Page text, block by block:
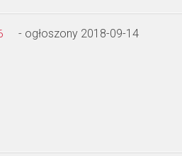
- ogłoszony 2018-09-14